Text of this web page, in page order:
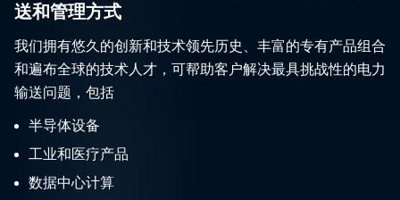
送和管理方式
我们拥有悠久的创新和技术领先历史、丰富的专有产品组合
和遍布全球的技术人才，可帮助客户解决最具挑战性的电力
输送问题，包括
半导体设备
工业和医疗产品
数据中心计算